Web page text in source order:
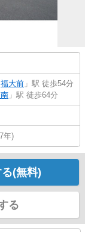
福大前 」駅 徒歩54分
」駅 徒歩64分
年)
(無料)
る